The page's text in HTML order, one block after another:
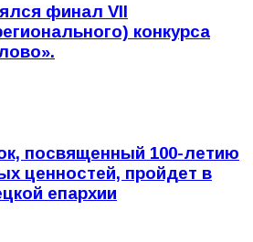
финал VII
конкурса
посвященный 100-летию
ценностей, пройдет в
епархии